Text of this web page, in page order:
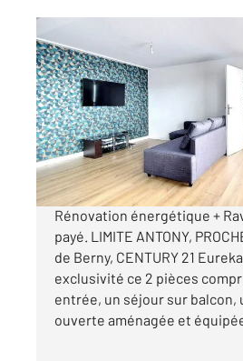
ANTONY 92
43,73 m2, 2 pièces
Ref : 10038
Appartement F2 à
189 900 €
Visiter le site dédié
Rénovation énergétique +
payé. LIMITE ANTONY,
de Berny, CENTURY 21
exclusivité ce 2 pièces
entrée, un séjour sur balcon,
ouverte aménagée et